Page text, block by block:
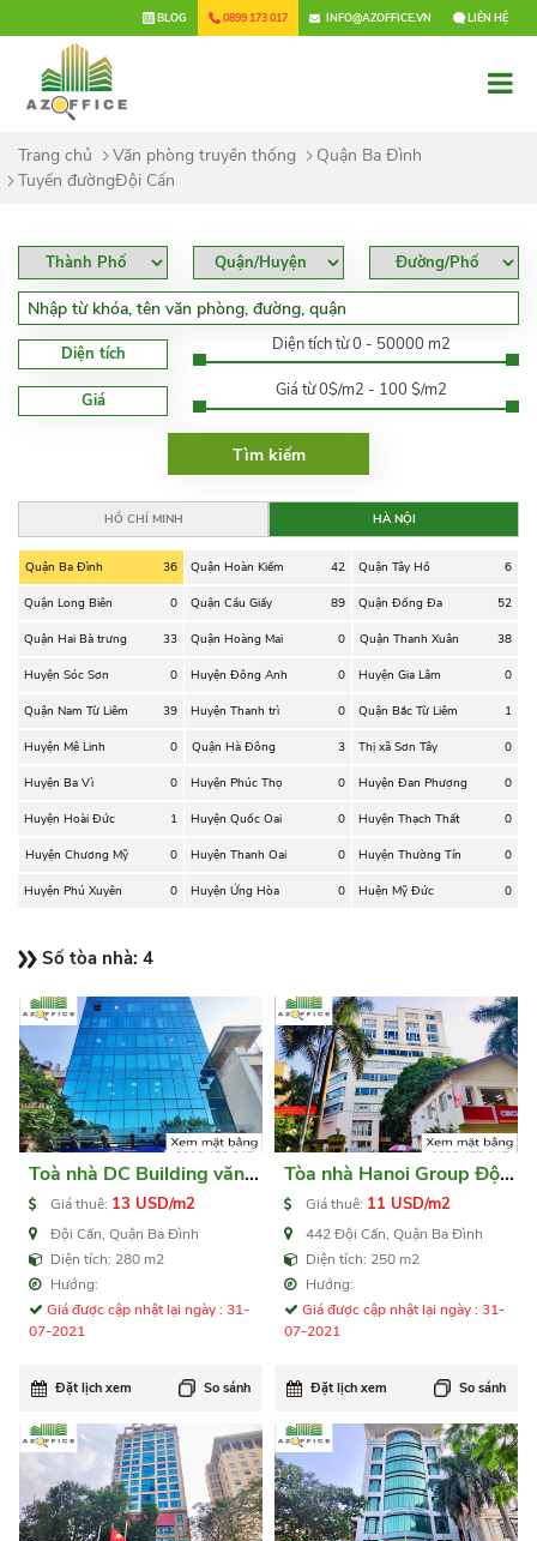
BLOG 0899 173 017 INFO@AZOFFICE.VN LIÊN HỆ×
Trang chủ Văn phòng truyền thống
Quận Ba Đình
Tuyến đườngĐội Cấn
Diện tích Diện tích từ 0 - 50000 m2
Giá Giá từ 0$/m2 - 100 $/m2
HỒ CHÍ MINH HÀ NỘI
Quận Ba Đình 36 Quận Hoàn Kiếm 42 Quận Tây Hồ 6
Quận Long Biên 0 Quận Cầu Giấy 89 Quận Đống Đa 52
Quận Hai Bà trưng 33 Quận Hoàng Mai 0 Quận Thanh Xuân 38
Huyện Sóc Sơn 0 Huyện Đông Anh 0 Huyện Gia Lâm 0
Quận Nam Từ Liêm 39 Huyện Thanh trì 0 Quận Bắc Từ Liêm 1
Huyện Mê Linh 0 Quận Hà Đông 3 Thị xã Sơn Tây 0
Huyện Ba Vì 0 Huyện Phúc Thọ 0 Huyện Đan Phượng 0
Huyện Hoài Đức 1 Huyện Quốc Oai 0 Huyện Thạch Thất 0
Huyện Chương Mỹ 0 Huyện Thanh Oai 0 Huyện Thường Tín 0
Huyện Phú Xuyên 0 Huyện Ứng Hòa 0 Huện Mỹ Đức 0
Số tòa nhà: 4
Toà nhà DC Building văn
phòng cho thuê Quận Ba
Đình
Giá thuê: 13 USD/m2
Đội Cấn, Quận Ba Đình
Diện tích: 280 m2
Hướng:
Giá được cập nhật lại ngày : 31-
07-2021
Đặt lịch xem So sánh
Tòa nhà Hanoi Group Đội
Cấn văn phòng cho thuê
Quận Ba Đình
Giá thuê: 11 USD/m2
442 Đội Cấn, Quận Ba Đình
Diện tích: 250 m2
Hướng:
Giá được cập nhật lại ngày : 31-
07-2021
Đặt lịch xem So sánh